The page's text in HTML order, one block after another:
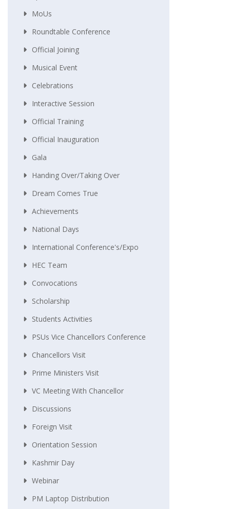
MoUs
Roundtable Conference
Official Joining
Musical Event
Celebrations
Interactive Session
Official Training
Official Inauguration
Gala
Handing Over/taking Over
Dream Comes True
Achievements
National Days
International Conference's/Expo
HEC Team
Convocations
Scholarship
Students Activities
PSUs Vice Chancellors Conference
Chancellors Visit
Prime Ministers Visit
VC Meeting With Chancellor
Discussions
Foreign Visit
Orientation Session
Kashmir Day
Webinar
PM Laptop Distribution